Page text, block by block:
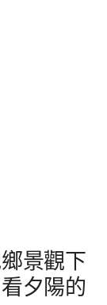
景觀下
夕陽的